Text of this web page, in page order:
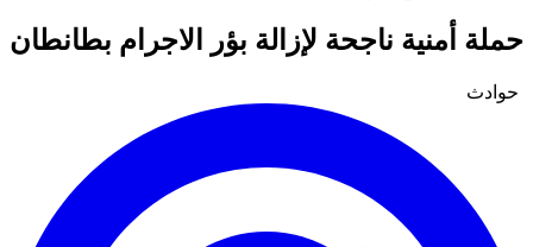
حملة أمنية ناجحة لإزالة بؤر الاجرام بطانطان
حوادث